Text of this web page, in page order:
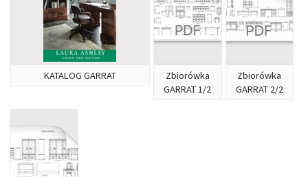
KATALOG GARRAT
Zbiorówka
GARRAT 1/2
Zbiorówka
GARRAT 2/2